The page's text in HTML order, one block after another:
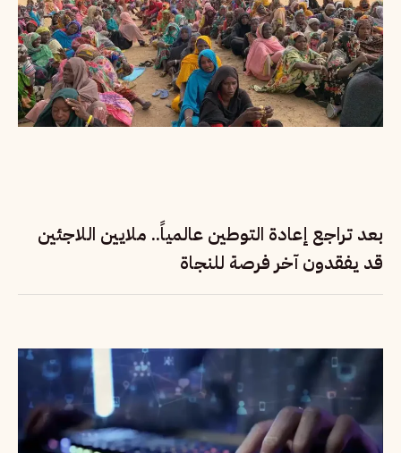
بعد تراجع إعادة التوطين عالمياً.. ملايين اللاجئين
قد يفقدون آخر فرصة للنجاة